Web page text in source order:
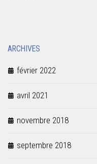
ARCHIVES
février 2022
avril 2021
novembre 2018
septembre 2018